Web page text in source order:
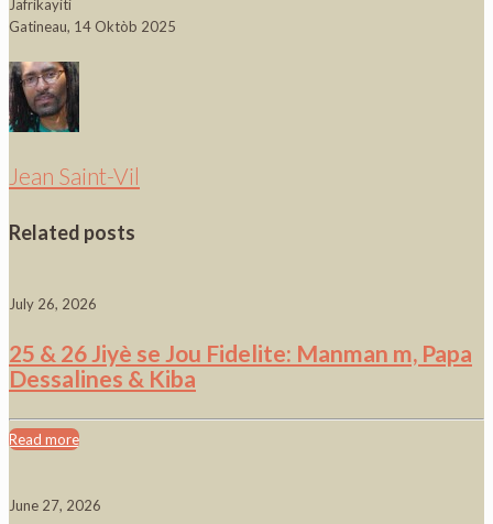
Jafrikayiti
Gatineau, 14 Oktòb 2025
Jean Saint-Vil
Related posts
July 26, 2026
25 & 26 Jiyè se Jou Fidelite: Manman m, Papa
Dessalines & Kiba
Read more
June 27, 2026